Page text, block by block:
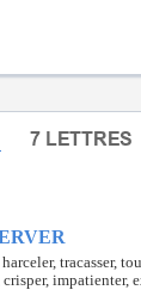
tracasser,
impatienter,